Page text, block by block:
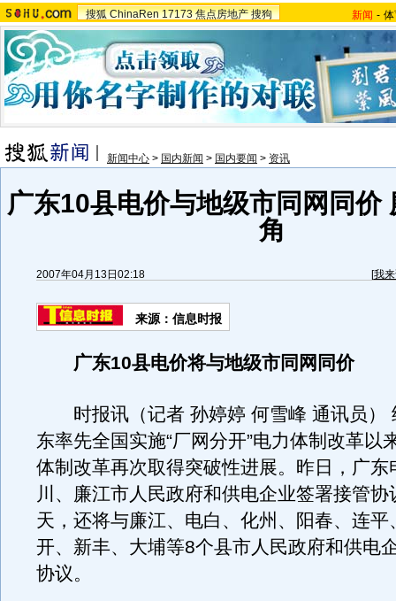
搜狐 ChinaRen 17173 焦点房地产 搜狗 新闻 -
新闻中心 > 国内新闻 > 国内要闻 > 资讯
广东10县电价与地级市同网同价
角
2007年04月13日02:18 [我
来源：信息时报
广东10县电价将与地级市同网同价
时报讯（记者 孙婷婷 何雪峰 通讯员）
东率先全国实施“厂网分开”电力体制改革以
体制改革再次取得突破性进展。昨日，广东
川、廉江市人民政府和供电企业签署接管协
天，还将与廉江、电白、化州、阳春、连平
开、新丰、大埔等8个县市人民政府和供电
协议。